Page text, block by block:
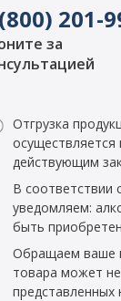
201-
за
Отгрузка
осуществляется
действующим
В соответствии
уведомляем:
быть
Обращаем ваше
товара может
представленных